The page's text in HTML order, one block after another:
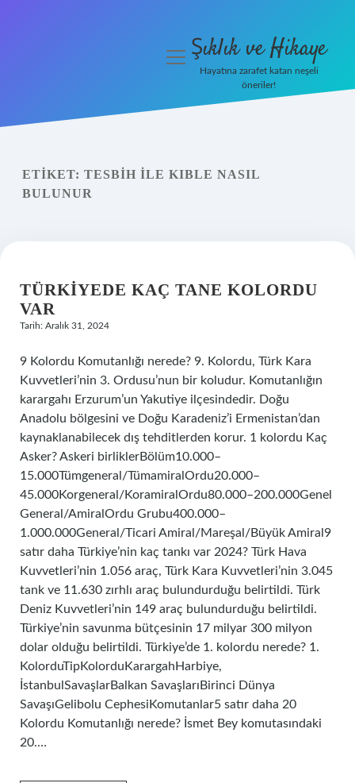
Olur
Gizlilik Politikası
menüyüŞıklık ve Hikaye
Hayatına zarafet katan neşeli
öneriler!
ETIKET: TESBIH ILE KIBLE NASIL
BULUNUR
TÜRKIYEDE KAÇ TANE KOLORDU
VAR
Tarih: Aralık 31, 2024
9 Kolordu Komutanlığı nerede? 9. Kolordu, Türk Kara
Kuvvetleri’nin 3. Ordusu’nun bir koludur. Komutanlığın
karargahı Erzurum’un Yakutiye ilçesindedir. Doğu
Anadolu bölgesini ve Doğu Karadeniz’i Ermenistan’dan
kaynaklanabilecek dış tehditlerden korur. 1 kolordu Kaç
Asker? Askeri birliklerBölüm10.000–
15.000Tümgeneral/TümamiralOrdu20.000–
45.000Korgeneral/KoramiralOrdu80.000–200.000Genel
General/AmiralOrdu Grubu400.000–
1.000.000General/Ticari Amiral/Mareşal/Büyük Amiral9
satır daha Türkiye’nin kaç tankı var 2024? Türk Hava
Kuvvetleri’nin 1.056 araç, Türk Kara Kuvvetleri’nin 3.045
tank ve 11.630 zırhlı araç bulundurduğu belirtildi. Türk
Deniz Kuvvetleri’nin 149 araç bulundurduğu belirtildi.
Türkiye’nin savunma bütçesinin 17 milyar 300 milyon
dolar olduğu belirtildi. Türkiye’de 1. kolordu nerede? 1.
KolorduTipKolorduKarargahHarbiye,
İstanbulSavaşlarBalkan SavaşlarıBirinci Dünya
SavaşıGelibolu CephesiKomutanlar5 satır daha 20
Kolordu Komutanlığı nerede? İsmet Bey komutasındaki
20.…